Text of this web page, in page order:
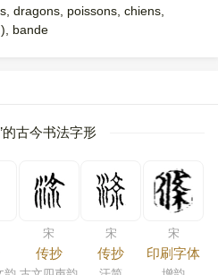
dragons, poissons, chiens,
bande
的古今书法字形
宋
传抄
宋
传抄
宋
印刷字体